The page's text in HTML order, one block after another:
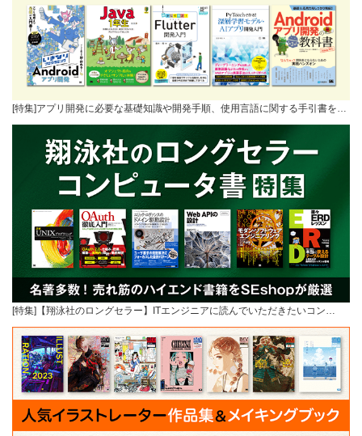
[特集]アプリ開発に必要な基礎知識や開発手順、使用言語に関する手引書を…
[特集]【翔泳社のロングセラー】ITエンジニアに読んでいただきたいコン…